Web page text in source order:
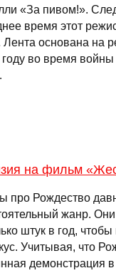
«За пивом!».
время этот
Лента основана на
году во время
на фильм
про Рождество
жанр.
штук в год,
Учитывая, что
демонстрация